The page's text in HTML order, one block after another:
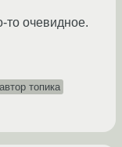
то очевидное.
автор топика